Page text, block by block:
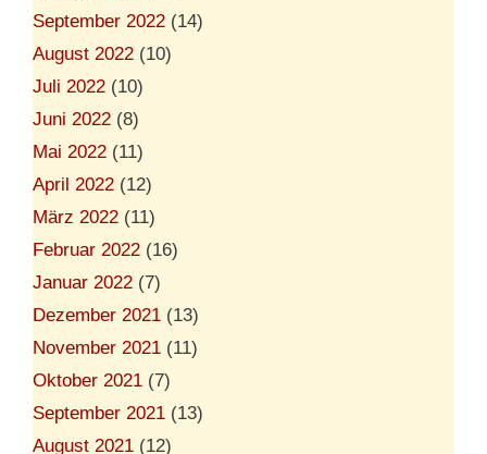
September 2022 (14)
August 2022 (10)
Juli 2022 (10)
Juni 2022 (8)
Mai 2022 (11)
April 2022 (12)
März 2022 (11)
Februar 2022 (16)
Januar 2022 (7)
Dezember 2021 (13)
November 2021 (11)
Oktober 2021 (7)
September 2021 (13)
August 2021 (12)